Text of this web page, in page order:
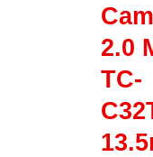
2.0
TC-